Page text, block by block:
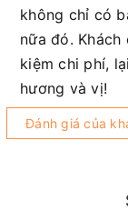
không chỉ có
nữa đó.
kiệm chi phí,
hương và vị!
Đánh giá của